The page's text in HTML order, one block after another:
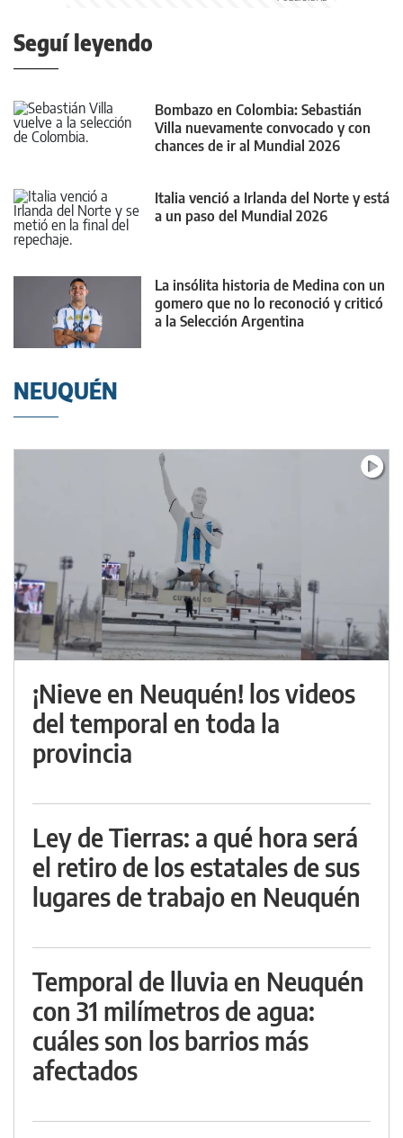
Seguí leyendo
Bombazo en Colombia: Sebastián
Villa nuevamente convocado y con
chances de ir al Mundial 2026
Italia venció a Irlanda del Norte y está
a un paso del Mundial 2026
La insólita historia de Medina con un
gomero que no lo reconoció y criticó
a la Selección Argentina
NEUQUÉN
¡Nieve en Neuquén! los videos
del temporal en toda la
provincia
Ley de Tierras: a qué hora será
el retiro de los estatales de sus
lugares de trabajo en Neuquén
Temporal de lluvia en Neuquén
con 31 milímetros de agua:
cuáles son los barrios más
afectados